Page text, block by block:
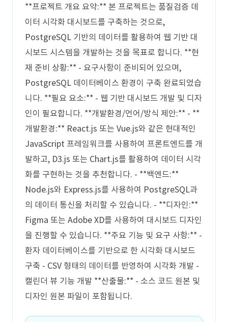
**프로젝트 개요 요약:** 본 프로젝트는 품질검증 데
이터 시각화 대시보드를 구축하는 것으로,
PostgreSQL 기반의 데이터를 활용하여 웹 기반 대
시보드 시스템을 개발하는 것을 목표로 합니다. **현
재 준비 상황:** - 요구사항이 준비되어 있으며,
PostgreSQL 데이터베이스 환경이 구축 완료되었습
니다. **필요 요소:** - 웹 기반 대시보드 개발 및 디자
인이 필요합니다. **개발환경/언어/방식 제안:** - **
개발환경:** React.js 또는 Vue.js와 같은 현대적인
JavaScript 프레임워크를 사용하여 프론트엔드를 개
발하고, D3.js 또는 Chart.js를 활용하여 데이터 시각
화를 구현하는 것을 추천합니다. - **백엔드:**
Node.js와 Express.js를 사용하여 PostgreSQL과
의 데이터 통신을 처리할 수 있습니다. - **디자인:**
Figma 또는 Adobe XD를 사용하여 대시보드 디자인
을 진행할 수 있습니다. **주요 기능 및 요구 사항:** -
환자 데이터베이스를 기반으로 한 시각화 대시보드
구축 - CSV 형태의 데이터를 반영하여 시각화 개발 -
캘린더 뷰 기능 개발 **산출물:** - 소스 코드 원본 및
디자인 원본 파일이 포함됩니다.